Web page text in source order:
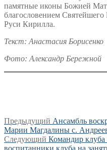
памятные иконы Божией
благословением
Руси Кирилла.
Текст: Анастасия Борисенко
Фото: Александр Бережной
Навигация
по
Предыдущий Предыдущая
запись:
Ансамбль
Марии Магдалины с.
Следующий Следующая
запись:
Командир
воспитанники клуба на